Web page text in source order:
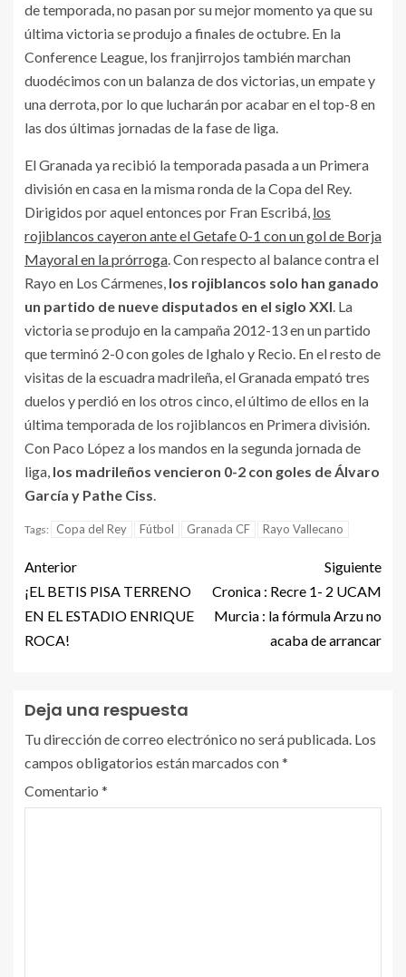
de temporada, no pasan por su mejor momento ya que su
última victoria se produjo a finales de octubre. En la
Conference League, los franjirrojos también marchan
duodécimos con un balanza de dos victorias, un empate y
una derrota, por lo que lucharán por acabar en el top-8 en
las dos últimas jornadas de la fase de liga.
El Granada ya recibió la temporada pasada a un Primera
división en casa en la misma ronda de la Copa del Rey.
Dirigidos por aquel entonces por Fran Escribá, los
rojiblancos cayeron ante el Getafe 0-1 con un gol de Borja
Mayoral en la prórroga. Con respecto al balance contra el
Rayo en Los Cármenes, los rojiblancos solo han ganado
un partido de nueve disputados en el siglo XXI. La
victoria se produjo en la campaña 2012-13 en un partido
que terminó 2-0 con goles de Ighalo y Recio. En el resto de
visitas de la escuadra madrileña, el Granada empató tres
duelos y perdió en los otros cinco, el último de ellos en la
última temporada de los rojiblancos en Primera división.
Con Paco López a los mandos en la segunda jornada de
liga, los madrileños vencieron 0-2 con goles de Álvaro
García y Pathe Ciss.
Tags: Copa del Rey Fútbol Granada CF Rayo Vallecano
Anterior
¡EL BETIS PISA TERRENO
EN EL ESTADIO ENRIQUE
ROCA!
Siguiente
Cronica : Recre 1- 2 UCAM
Murcia : la fórmula Arzu no
acaba de arrancar
Deja una respuesta
Tu dirección de correo electrónico no será publicada. Los
campos obligatorios están marcados con*
Comentario *